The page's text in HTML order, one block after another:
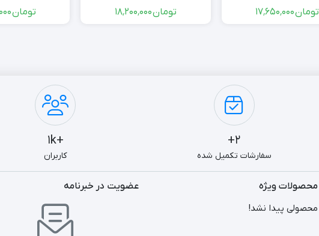
تومان
تومان
تومان۱۴٬۶۵۰٬۰۰۰
2+
سفارشات تکمیل شده
+1k
کاربران
محصولات ویژه
محصولی پیدا نشد!
عضویت در خبرنامه